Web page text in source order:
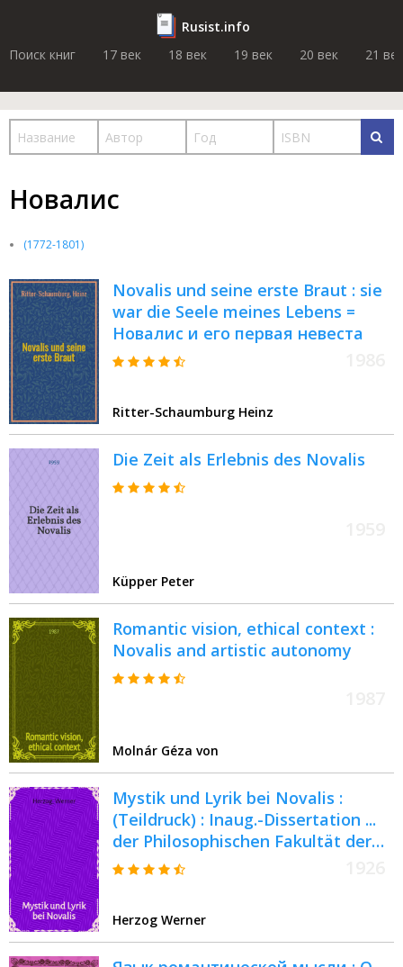
Rusist.info
Поиск книг
17 век 18 век 19 век 20 век 21 век
Новалис
(1772-1801)
Novalis und seine erste Braut : sie
war die Seele meines Lebens =
Новалис и его первая невеста
Ritter-Schaumburg Heinz
Die Zeit als Erlebnis des Novalis
Küpper Peter
Romantic vision, ethical context :
Novalis and artistic autonomy
Molnár Géza von
Mystik und Lyrik bei Novalis :
(Teildruck) : Inaug.-Dissertation ...
der Philosophischen Fakultät der
Thüringischen Landes Universität
Herzog Werner